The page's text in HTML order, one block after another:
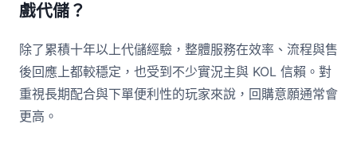
戲代儲？
除了累積十年以上代儲經驗，整體服務在效率、流程與售
後回應上都較穩定，也受到不少實況主與 KOL 信賴。對
重視長期配合與下單便利性的玩家來說，回購意願通常會
更高。